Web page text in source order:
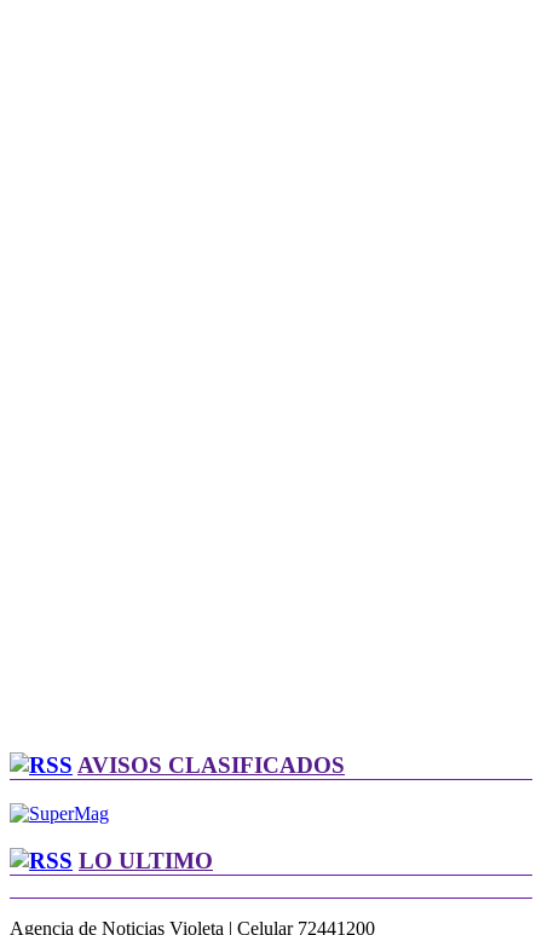
AVISOS CLASIFICADOS
LO ULTIMO
Agencia de Noticias Violeta | Celular 72441200